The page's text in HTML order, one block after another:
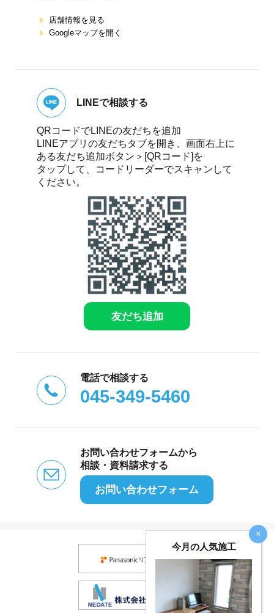
×
今月の人気施工
店舗情報を⾒る
Googleマップを開く
LINEで相談する
QRコードでLINEの友だちを追加
LINEアプリの友だちタブを開き、画面右上に
ある友だち追加ボタン＞[QRコード]を
タップして、コードリーダーでスキャンして
ください。
友だち追加
電話で相談する
045-349-5460
お問い合わせフォームから
相談・資料請求する
お問い合わせフォーム